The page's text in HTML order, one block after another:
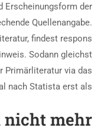
Erscheinungsform der
Quellenangabe.
findest respons
Sodann gleichst
Primärliteratur via das
nach Statista erst als.
nicht mehr